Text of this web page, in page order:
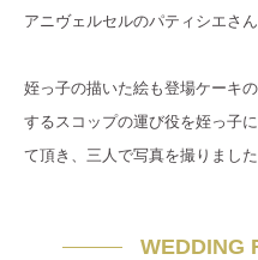
アニヴェルセルのパティシエさ
姪っ子の描いた絵も登場ケーキ
するスコップの運び役を姪っ子
て頂き、三人で写真を撮りました
WEDDING